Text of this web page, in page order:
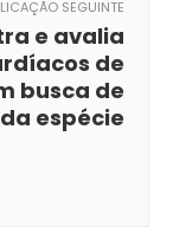
SEGUINTE
e avalia
de
busca de
espécie